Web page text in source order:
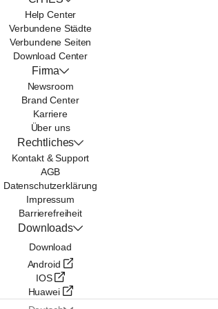
Help Center
Verbundene Städte
Verbundene Seiten
Download Center
Firma
Newsroom
Brand Center
Karriere
Über uns
Rechtliches
Kontakt & Support
AGB
Datenschutzerklärung
Impressum
Barrierefreiheit
Downloads
Download
Android
IOS
Huawei